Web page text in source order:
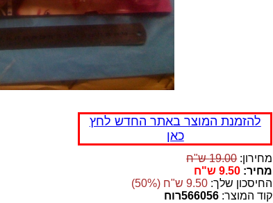
להזמנת המוצר באתר החדש לחץ
כאן
מחירון:19.00 ש"ח
מחיר: 9.50 ש"ח
החיסכון שלך: 9.50 ש"ח (50%)
קוד המוצר: 566056רוח